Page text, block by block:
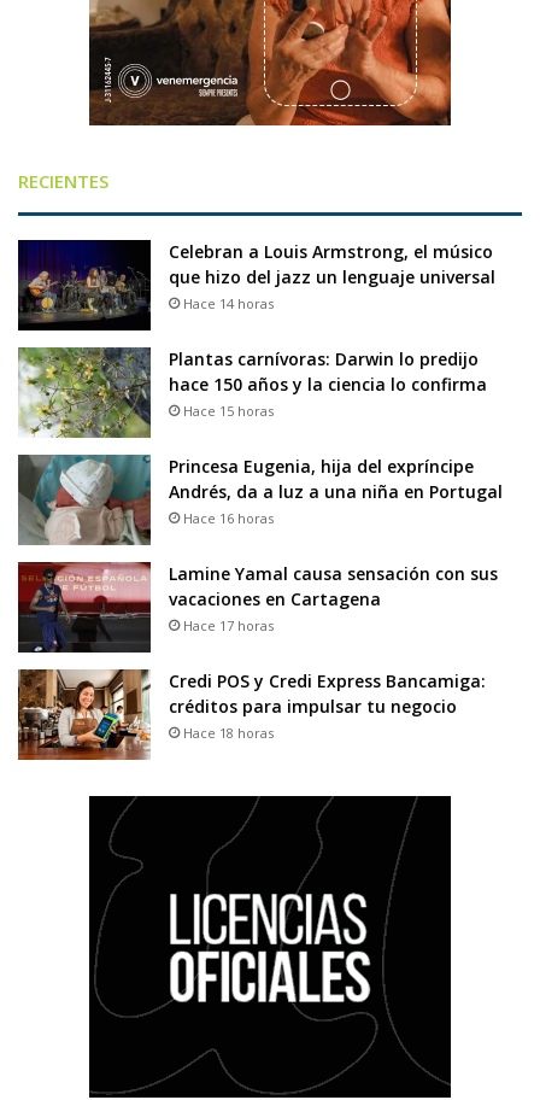
RECIENTES
Celebran a Louis Armstrong, el músico
que hizo del jazz un lenguaje universal
Hace 14 horas
Plantas carnívoras: Darwin lo predijo
hace 150 años y la ciencia lo confirma
Hace 15 horas
Princesa Eugenia, hija del expríncipe
Andrés, da a luz a una niña en Portugal
Hace 16 horas
Lamine Yamal causa sensación con sus
vacaciones en Cartagena
Hace 17 horas
Credi POS y Credi Express Bancamiga:
créditos para impulsar tu negocio
Hace 18 horas